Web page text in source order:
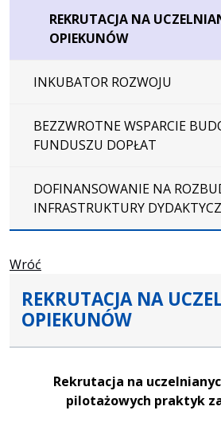
REKRUTACJA NA
OPIEKUNÓW
INKUBATOR ROZWOJU
BEZZWROTNE WSPARCIE
FUNDUSZU DOPŁAT
DOFINANSOWANIE NA
INFRASTRUKTURY
Wróć
REKRUTACJA NA
OPIEKUNÓW
Rekrutacja na
pilotażowych praktyk